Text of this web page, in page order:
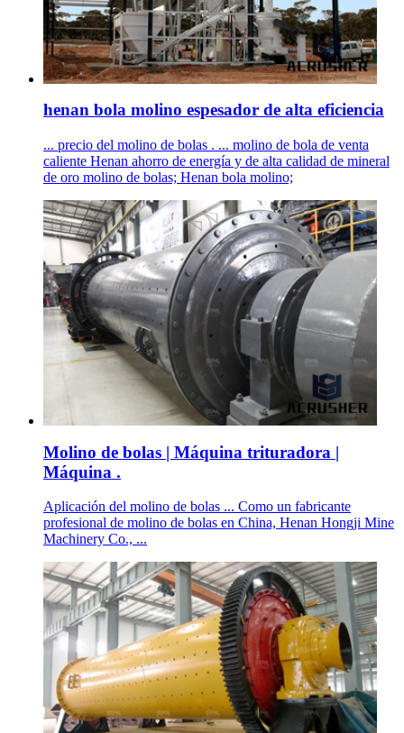
henan bola molino espesador de alta eficiencia
... precio del molino de bolas . ... molino de bola de venta
caliente Henan ahorro de energía y de alta calidad de mineral
de oro molino de bolas; Henan bola molino;
Molino de bolas | Máquina trituradora |
Máquina .
Aplicación del molino de bolas ... Como un fabricante
profesional de molino de bolas en China, Henan Hongji Mine
Machinery Co., ...